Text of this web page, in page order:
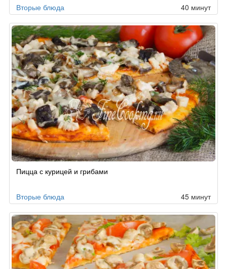
Вторые блюда 40 минут
Пицца с курицей и грибами
Вторые блюда 45 минут